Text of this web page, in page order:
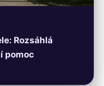
Rozsáhlá
pomoc